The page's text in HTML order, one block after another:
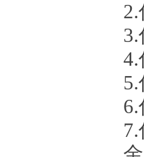
4.